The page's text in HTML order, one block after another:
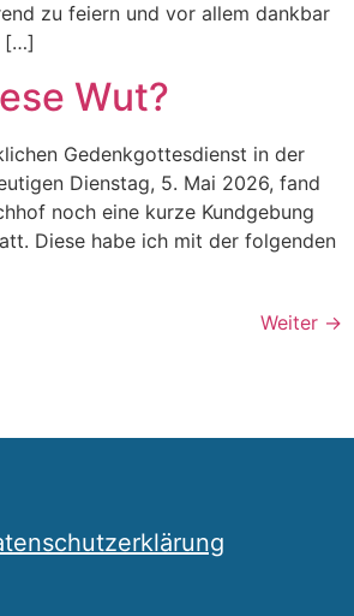
zu feiern und vor allem dankbar
[…]
Wut?
Gedenkgottesdienst in der
Dienstag, 5. Mai 2026, fand
noch eine kurze Kundgebung
Diese habe ich mit der folgenden
Weiter →